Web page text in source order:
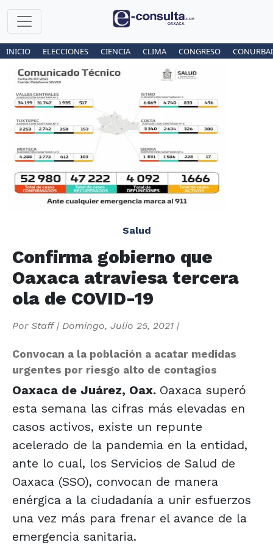
INICIO ELECCIONES CIENCIA CLIMA CONGRESO
Salud
Confirma gobierno que
Oaxaca atraviesa tercera
ola de COVID-19
Por Staff| Domingo, Julio 25, 2021 |
Convocan a la población a acatar medidas
urgentes por riesgo alto de contagios
Oaxaca de Juárez, Oax. Oaxaca superó
esta semana las cifras más elevadas en
casos activos, existe un repunte
acelerado de la pandemia en la entidad,
ante lo cual, los Servicios de Salud de
Oaxaca (SSO), convocan de manera
enérgica a la ciudadanía a unir esfuerzos
una vez más para frenar el avance de la
emergencia sanitaria.